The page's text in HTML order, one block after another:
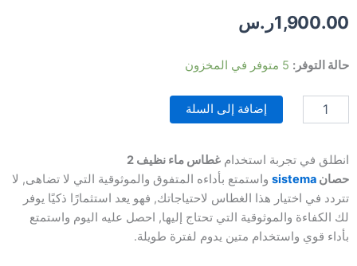
1,900.00ر.س
حالة التوفر: 5 متوفر في المخزون
كمية
ماء
نظيف
سستيما
2
حصان
إضافة إلى السلة
انطلق في تجربة استخدام
غطاس ماء نظيف 2
حصان sistema واستمتع بأداءه المتفوق والموثوقية التي لا تضاهى, لا
تتردد في اختيار هذا الغطاس لاحتياجاتك, فهو يعد استثمارًا ذكيًا يوفر
لك الكفاءة والموثوقية التي تحتاج إليها, احصل عليه اليوم واستمتع
بأداء قوي واستخدام متين يدوم لفترة طويلة.